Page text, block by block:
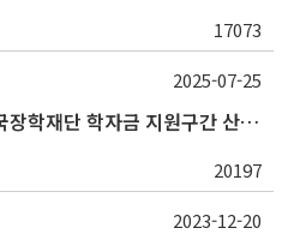
17073
[장학금 신청자 필독] 한국장학재단 학자금 지원구간 산정 권고
20197
2025-07-25
2023-12-20